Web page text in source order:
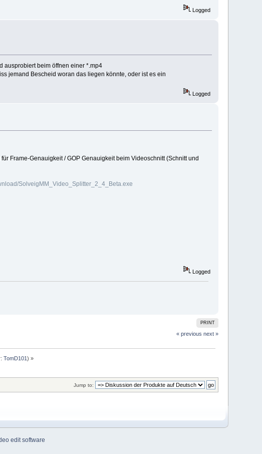
Logged
ausprobiert beim öffnen einer *.mp4
jemand Bescheid woran das liegen könnte, oder ist es ein
Logged
Frame-Genauigkeit / GOP Genauigkeit beim Videoschnitt (Schnitt und
SolveigMM_Video_Splitter_2_4_Beta.exe
Logged
PRINT
« previous next »
TomD101) »
Jump to:
edit software